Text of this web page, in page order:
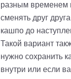
разным временем
сменять друг
кашпо до
Такой вариант
нужно сохранить
внутри или если